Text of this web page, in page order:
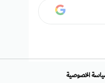
الخصوصية